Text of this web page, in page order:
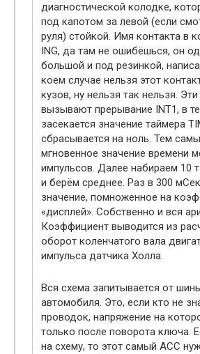
диагностической колодке,
под капотом за левой (если
руля) стойкой. Имя контакта в
ING, да там не ошибёшься, он
большой и под резинкой,
коем случае нельзя этот
кузов, ну нельзя так нельзя.
вызывают прерывание INT1, в
засекается значение таймера
сбрасывается на ноль. Тем
мгновенное значение времени
импульсов. Далее набираем 10
и берём среднее. Раз в 300
значение, помноженное на
«дисплей». Собственно и вся
Коэффициент выводится из
оборот коленчатого вала
импульса датчика Холла.
Вся схема запитывается от
автомобиля. Это, если кто не
проводок, напряжение на
только после поворота ключа.
на схему, то этот самый ACC